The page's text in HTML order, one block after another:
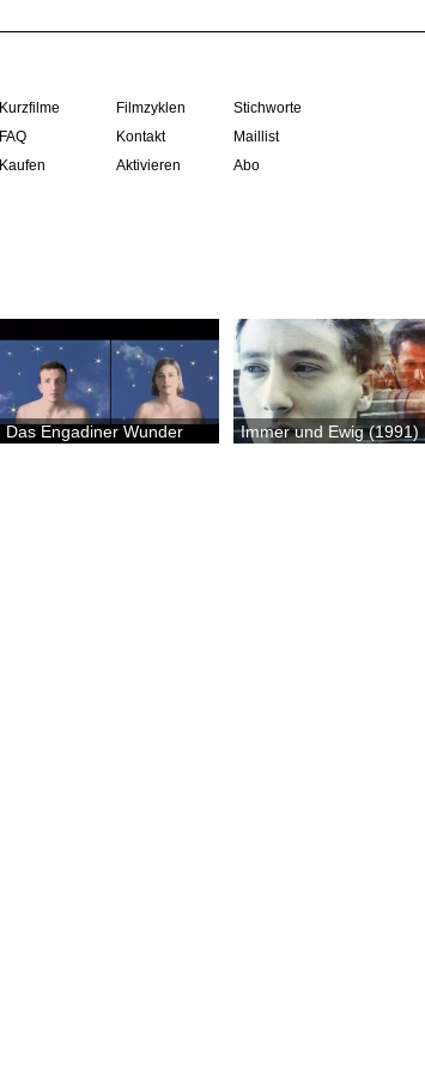
Kurzfilme Filmzyklen
Stichworte
FAQ Kontakt
Maillist
Kaufen Aktivieren Abo
Das Engadiner Wunder Immer und Ewig (1991)